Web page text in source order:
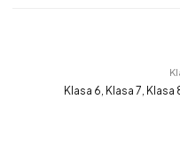
Klasa 6, Klasa 7,